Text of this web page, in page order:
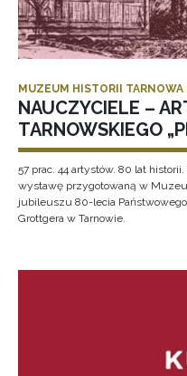
MUZEUM HISTORII TARNOWA
NAUCZYCIELE –
TARNOWSKIEGO
57 prac. 44 artystów. 80 lat
wystawę przygotowaną w
jubileuszu 80-lecia
Grottgera w Tarnowie.